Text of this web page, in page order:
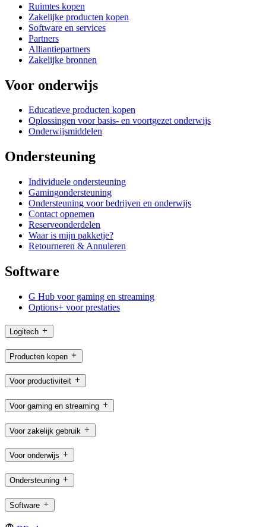
Ruimtes kopen
Zakelijke producten kopen
Software en services
Partners
Alliantiepartners
Zakelijke bronnen
Voor onderwijs
Educatieve producten kopen
Oplossingen voor basis- en voortgezet onderwijs
Onderwijsmiddelen
Ondersteuning
Individuele ondersteuning
Gamingondersteuning
Ondersteuning voor bedrijven en onderwijs
Contact opnemen
Reserveonderdelen
Waar is mijn pakketje?
Retourneren & Annuleren
Software
G Hub voor gaming en streaming
Options+ voor prestaties
Logitech
Producten kopen
Voor productiviteit
Voor gaming en streaming
Voor zakelijk gebruik
Voor onderwijs
Ondersteuning
Software